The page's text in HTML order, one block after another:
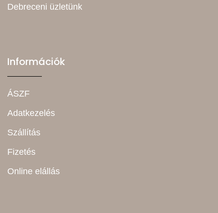
Debreceni üzletünk
Információk
ÁSZF
Adatkezelés
Szállítás
Fizetés
Online elállás